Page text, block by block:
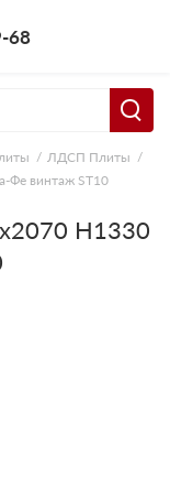
68
ЛДСП Плиты
Фе винтаж ST10
H1330